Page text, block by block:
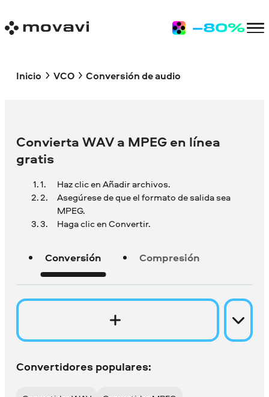
Inicio VCO Conversión de audio
Convierta WAV a MPEG en línea
gratis
Haz clic en Añadir archivos.
Asegúrese de que el formato de salida sea
MPEG.
Haga clic en Convertir.
Conversión Compresión
Convertidores populares: